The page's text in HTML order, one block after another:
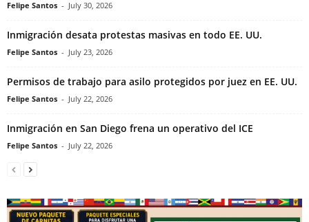
Felipe Santos - July 30, 2026
Inmigración desata protestas masivas en todo EE. UU.
Felipe Santos - July 23, 2026
Permisos de trabajo para asilo protegidos por juez en EE. UU.
Felipe Santos - July 22, 2026
Inmigración en San Diego frena un operativo del ICE
Felipe Santos - July 22, 2026